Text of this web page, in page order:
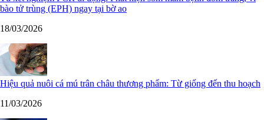
bào tử trùng (EPH) ngay tại bờ ao
18/03/2026
Hiệu quả nuôi cá mú trân châu thương phẩm: Từ giống đến thu hoạch
11/03/2026